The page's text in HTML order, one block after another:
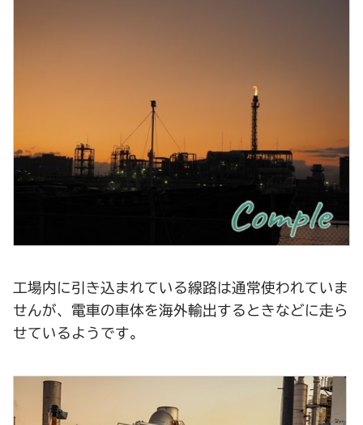
工場内に引き込まれている線路は通常使われていま
せんが、電車の車体を海外輸出するときなどに走ら
せているようです。